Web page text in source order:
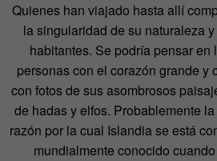
Quienes han viajado hasta allí
la singularidad de su naturaleza
habitantes. Se podría pensar en
personas con el corazón grande y
con fotos de sus asombrosos
de hadas y elfos. Probablemente
razón por la cual Islandia se está
mundialmente conocido